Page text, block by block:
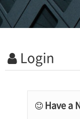
Login
Have a